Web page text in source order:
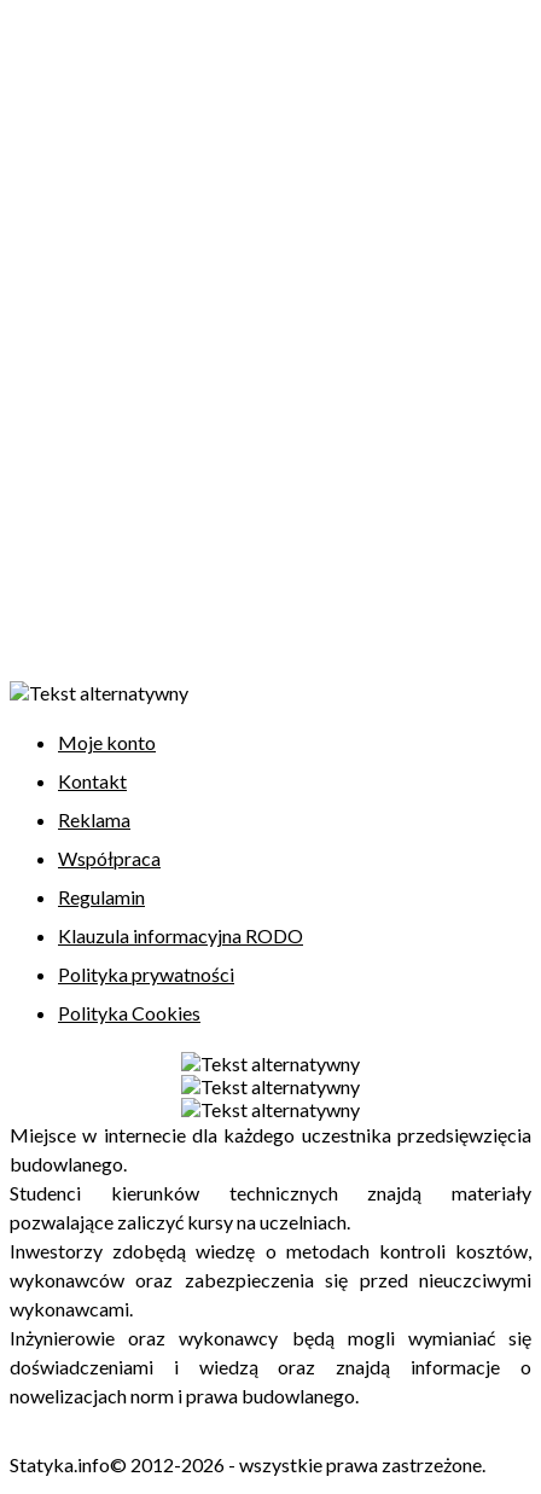
Moje konto
Kontakt
Reklama
Współpraca
Regulamin
Klauzula informacyjna RODO
Polityka prywatności
Polityka Cookies
Miejsce w internecie dla każdego uczestnika przedsięwzięcia
budowlanego.
Studenci kierunków technicznych znajdą materiały
pozwalające zaliczyć kursy na uczelniach.
Inwestorzy zdobędą wiedzę o metodach kontroli kosztów,
wykonawców oraz zabezpieczenia się przed nieuczciwymi
wykonawcami.
Inżynierowie oraz wykonawcy będą mogli wymianiać się
doświadczeniami i wiedzą oraz znajdą informacje o
nowelizacjach norm i prawa budowlanego.
Statyka.info© 2012-2026 - wszystkie prawa zastrzeżone.